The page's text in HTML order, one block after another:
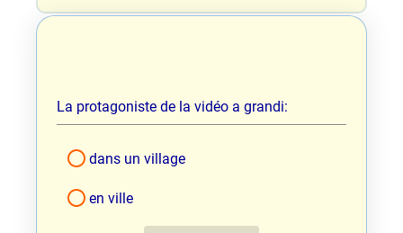
La protagoniste de la vidéo a grandi:
dans un village
en ville